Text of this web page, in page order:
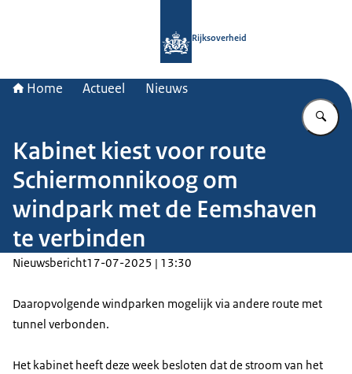
Rijksoverheid
Home Actueel Nieuws
Kabinet kiest voor route
Schiermonnikoog om
windpark met de Eemshaven
te verbinden
Nieuwsbericht17-07-2025 | 13:30
Daaropvolgende windparken mogelijk via andere route met
tunnel verbonden.
Het kabinet heeft deze week besloten dat de stroom van het